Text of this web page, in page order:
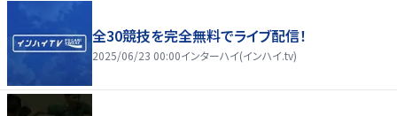
全30競技を完全無料でライブ配信！
2025/06/23 00:00インターハイ(インハイ.tv)